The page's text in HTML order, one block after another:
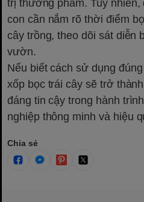
trị thương phẩm. Tuy nhiên,
con cần nắm rõ thời điểm
cây trồng, theo dõi sát diễn
vườn.
Nếu biết cách sử dụng
xốp bọc trái cây sẽ trở
đáng tin cậy trong hành
nghiệp thông minh và hiệu
Chia sẻ